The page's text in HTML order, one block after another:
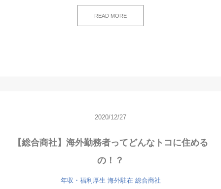
READ MORE
2020/12/27
【総合商社】海外勤務者ってどんなトコに住める
の！？
年収・福利厚生 海外駐在 総合商社